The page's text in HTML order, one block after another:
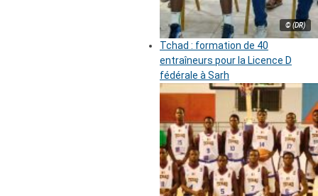
© (DR)
Tchad : formation de 40
entraîneurs pour la Licence D
fédérale à Sarh